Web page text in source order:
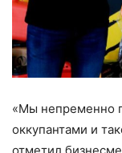
«Мы непременно
оккупантами и